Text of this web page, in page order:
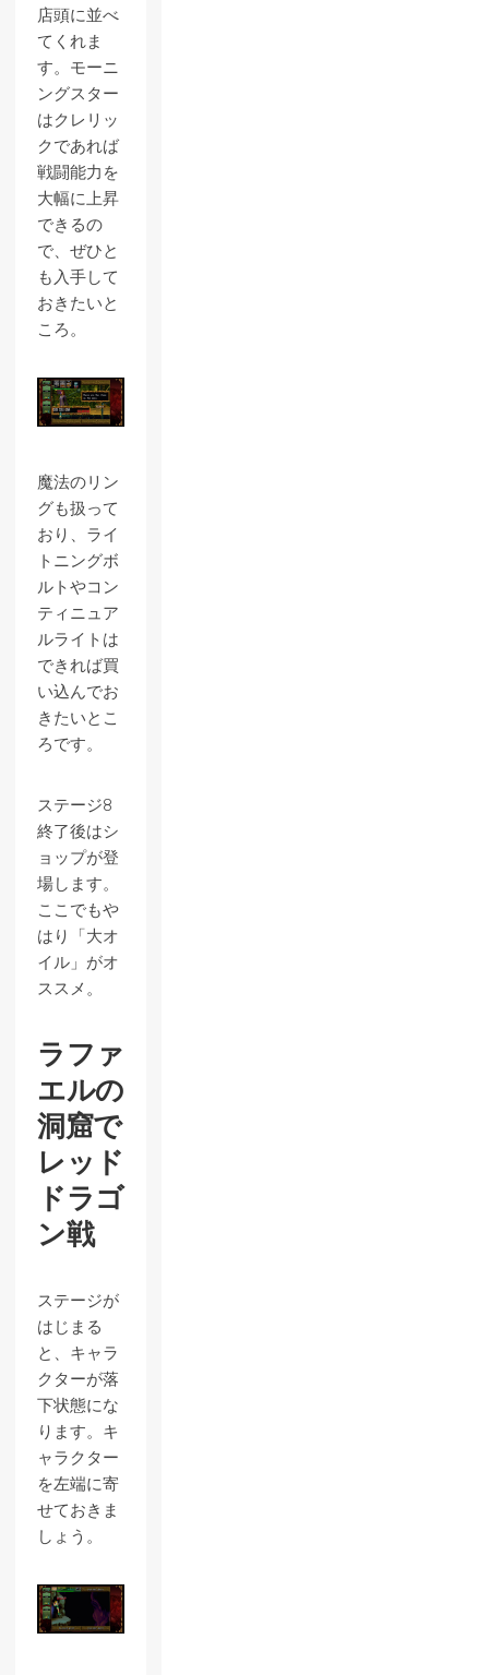
店頭に並べ
てくれま
す。モーニ
ングスター
はクレリッ
クであれば
戦闘能力を
大幅に上昇
できるの
で、ぜひと
も入手して
おきたいと
ころ。
魔法のリン
グも扱って
おり、ライ
トニングボ
ルトやコン
ティニュア
ルライトは
できれば買
い込んでお
きたいとこ
ろです。
ステージ8
終了後はシ
ョップが登
場します。
ここでもや
はり「大オ
イル」がオ
ススメ。
ラファ
エルの
洞窟で
レッド
ドラゴ
ン戦
ステージが
はじまる
と、キャラ
クターが落
下状態にな
ります。キ
ャラクター
を左端に寄
せておきま
しょう。